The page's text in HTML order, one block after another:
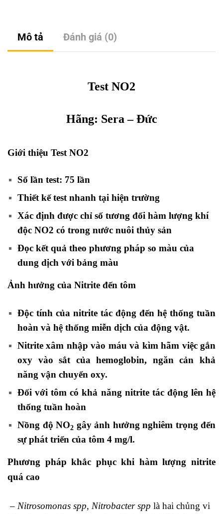
Mô tả Đánh giá (0)
Test NO2
Hãng: Sera – Đức
Giới thiệu Test NO2
Số lần test: 75 lần
Thiết kế test nhanh tại hiện trường
Xác định được chỉ số tương đối hàm lượng khí
độc NO2 có trong nước nuôi thủy sản
Đọc kết quả theo phương pháp so màu của
dung dịch với bảng màu
Ảnh hưởng của Nitrite đến tôm
Độc tính của nitrite tác động đến hệ thống tuần
hoàn và hệ thống miễn dịch của động vật.
Nitrite xâm nhập vào máu và kìm hãm việc gắn
oxy vào sắt của hemoglobin, ngăn cản khả
năng vận chuyển oxy.
Đối với tômcó khả năng nitrite tác động lên hệ
thống tuần hoàn
Nồng độ NO2 gây ảnh hưởng nghiêm trọng đến
sự phát triển của tôm 4 mg/l.
Phương pháp khắc phục khi hàm lượng nitrite
quá cao
– Nitrosomonas spp, Nitrobacter spp là hai chủng vi